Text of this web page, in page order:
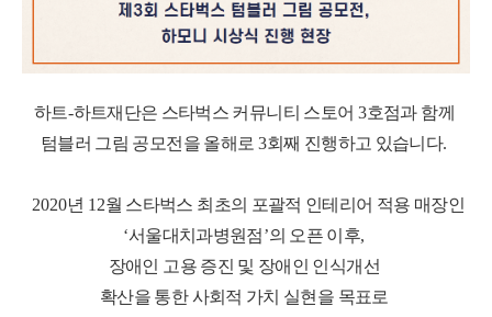
하트-하트재단은 스타벅스 커뮤니티 스토어 3호점과 함께
텀블러 그림 공모전을 올해로 3회째 진행하고 있습니다.
2020년 12월 스타벅스 최초의 포괄적 인테리어 적용 매장인
‘서울대치과병원점’의 오픈 이후,
장애인 고용 증진 및 장애인 인식개선
확산을 통한사회적 가치 실현을 목표로